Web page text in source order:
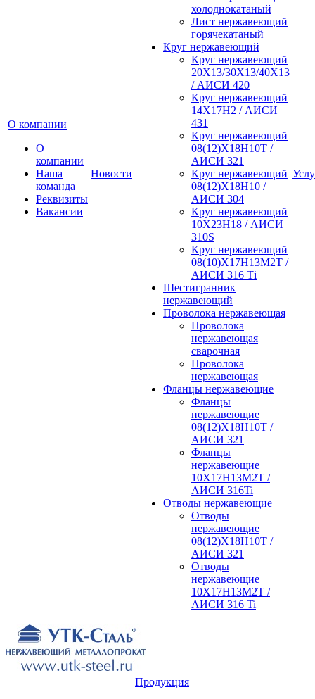
О компании
О
компании
Наша
команда
Реквизиты
Вакансии
Новости
холоднокатаный
Лист нержавеющий
горячекатаный
Круг нержавеющий
Круг нержавеющий
20Х13/30Х13/40Х13
/ АИСИ 420
Круг нержавеющий
14Х17Н2 / АИСИ
431
Круг нержавеющий
08(12)Х18Н10Т /
АИСИ 321
Круг нержавеющий
08(12)Х18Н10 /
АИСИ 304
Круг нержавеющий
10Х23Н18 / АИСИ
310S
Круг нержавеющий
08(10)Х17Н13М2Т /
АИСИ 316 Тi
Шестигранник
нержавеющий
Проволока нержавеющая
Проволока
нержавеющая
сварочная
Проволока
нержавеющая
Фланцы нержавеющие
Фланцы
нержавеющие
08(12)Х18Н10Т /
АИСИ 321
Фланцы
нержавеющие
10Х17Н13М2Т /
АИСИ 316Ti
Отводы нержавеющие
Отводы
нержавеющие
08(12)Х18Н10Т /
АИСИ 321
Отводы
нержавеющие
10Х17Н13М2Т /
АИСИ 316 Ti
Продукция